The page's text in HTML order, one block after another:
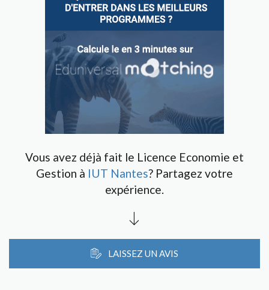
Vous avez déjà fait le Licence Economie et
Gestion à IUT Nantes? Partagez votre
expérience.
LAISSEZ UN AVIS